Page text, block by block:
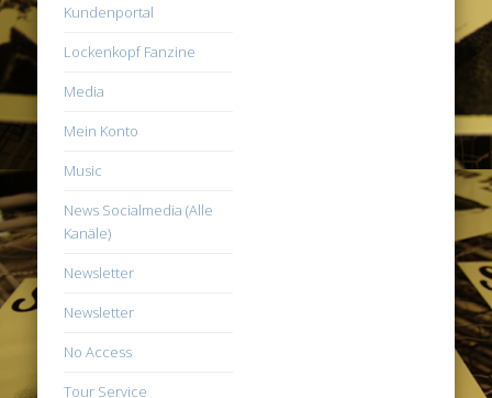
Kundenportal
Lockenkopf Fanzine
Media
Mein Konto
Music
News Socialmedia (Alle
Kanäle)
Newsletter
Newsletter
No Access
Tour Service